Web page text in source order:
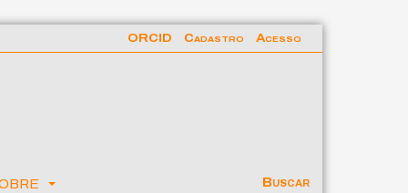
Buscar
ORCID Cadastro Acesso